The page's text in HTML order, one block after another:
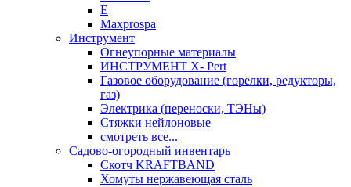
Е
Maxprospa
Инструмент
Огнеупорные материалы
ИНСТРУМЕНТ X- Pert
Газовое оборудование (горелки, редукторы,
газ)
Электрика (переноски, ТЭНы)
Стяжки нейлоновые
смотреть все...
Садово-огородный инвентарь
Скотч KRAFTBAND
Хомуты нержавеющая сталь